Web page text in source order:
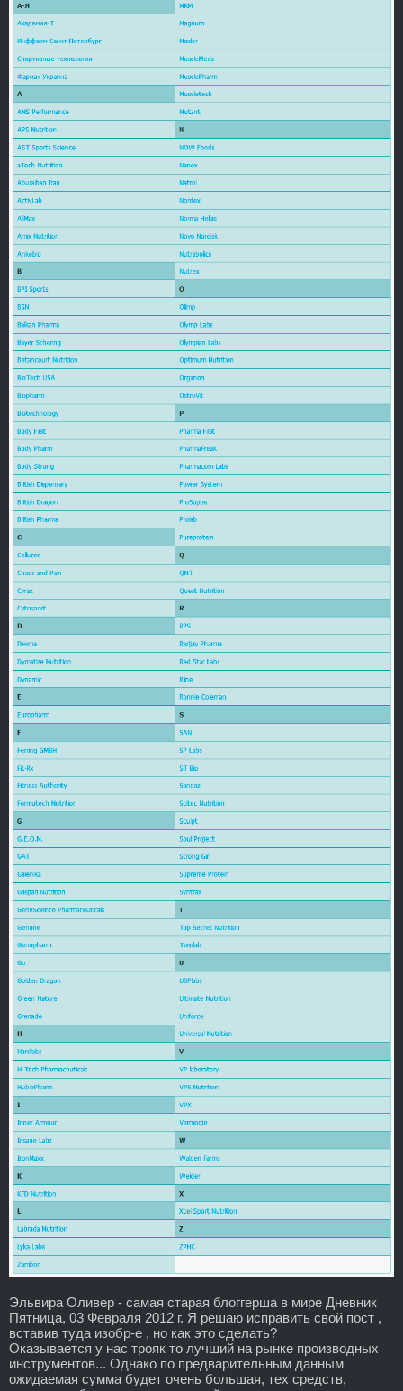
Эльвира Оливер - самая старая блоггерша в мире Дневник
Пятница, 03 Февраля 2012 г. Я решаю исправить свой пост ,
вставив туда изобр-е , но как это сделать?
Оказывается у нас трояк то лучший на рынке производных
инструментов... Однако по предварительным данным
ожидаемая сумма будет очень большая, тех средств,